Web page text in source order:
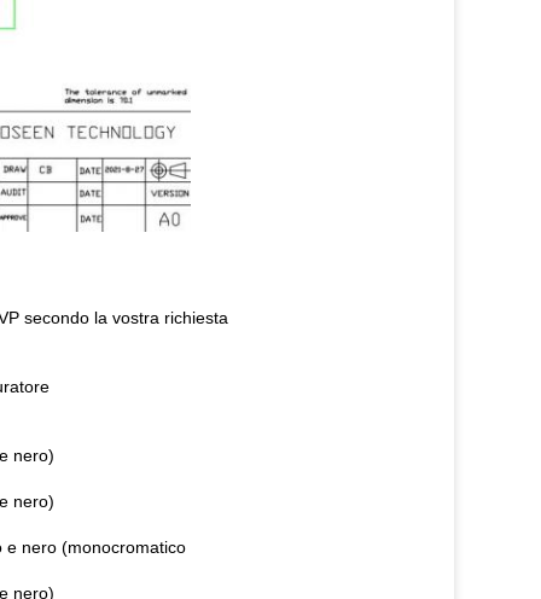
secondo la vostra richiesta
(monocromatico